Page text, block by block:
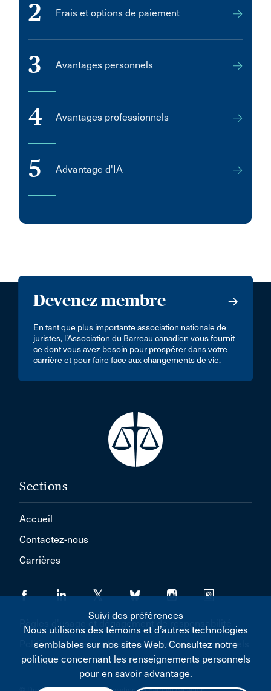
2 Frais et options de paiement
3 Avantages personnels
4 Avantages professionnels
5 Advantage d'IA
Devenez membre
En tant que plus importante association nationale de
juristes, l’Association du Barreau canadien vous fournit
ce dont vous avez besoin pour prospérer dans votre
carrière et pour faire face aux changements de vie.
Sections
Accueil
Contactez-nous
Carrières
Règles d'usage et dégagement de responsabilité
Politique concernant les renseignements personnels
Suivi des préférences
Nous utilisons des témoins et d’autres technologies
semblables sur nos sites Web. Consultez notre
politique concernant les renseignements personnels
pour en savoir advantage.